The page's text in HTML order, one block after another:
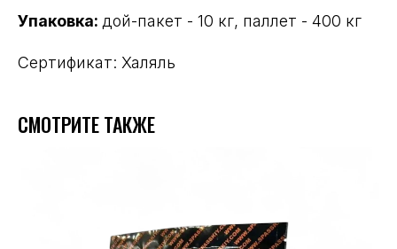
Упаковка: дой-пакет - 10 кг, паллет - 400 кг
Сертификат: Халяль
СМОТРИТЕ ТАКЖЕ